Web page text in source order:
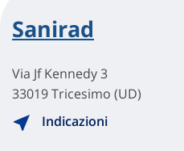
Sanirad
Via Jf Kennedy 3
33019 Tricesimo (UD)
Indicazioni